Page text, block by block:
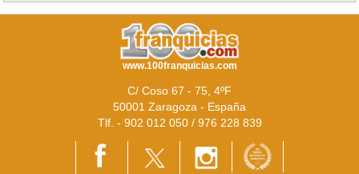
www.100franquicias.com
C/ Coso 67 - 75, 4ºF
50001 Zaragoza - España
Tlf. - 902 012 050 / 976 228 839